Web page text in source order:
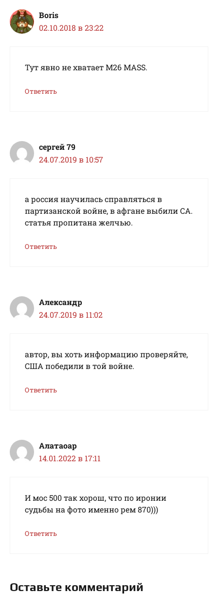
Boris
02.10.2018 в 23:22
Тут явно не хватает M26 MASS.
Ответить
сергей 79
24.07.2019 в 10:57
а россия научилась справляться в
партизанской войне, в афгане выбили СА.
статья пропитана желчью.
Ответить
Александр
24.07.2019 в 11:02
автор, вы хоть информацию проверяйте,
США победили в той войне.
Ответить
Алатаоар
14.01.2022 в 17:11
И мос 500 так хорош, что по иронии
судьбы на фото именно рем 870)))
Ответить
Оставьте комментарий